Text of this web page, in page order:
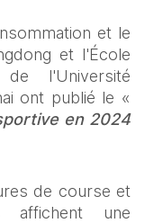
et le
et l'École
l'Université
en 2024
de course et
affichent une